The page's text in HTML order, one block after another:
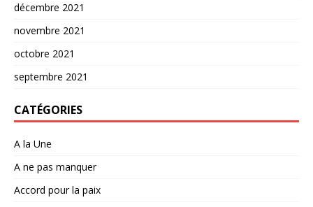
décembre 2021
novembre 2021
octobre 2021
septembre 2021
CATÉGORIES
A la Une
A ne pas manquer
Accord pour la paix